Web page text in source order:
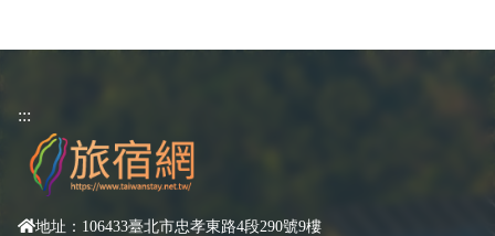
:::
地址：106433臺北市忠孝東路4段290號9樓